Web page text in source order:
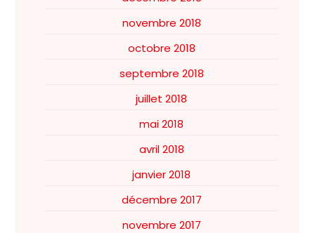
novembre 2018
octobre 2018
septembre 2018
juillet 2018
mai 2018
avril 2018
janvier 2018
décembre 2017
novembre 2017